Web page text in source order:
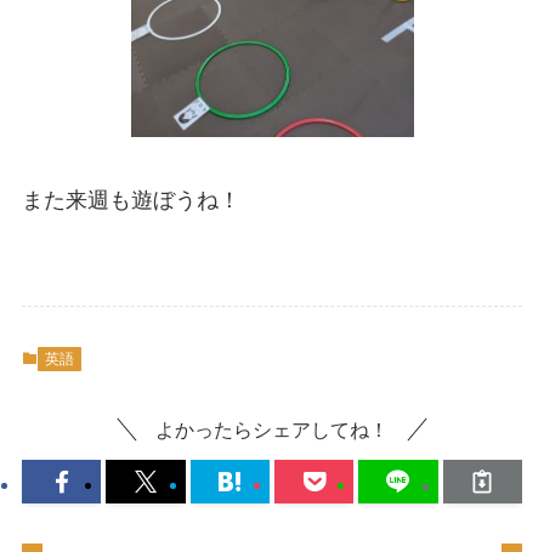
また来週も遊ぼうね！
英語
よかったらシェアしてね！